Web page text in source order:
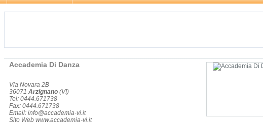
Accademia Di Danza
Via Novara 2B
36071 Arzignano (VI)
Tel: 0444.671738
Fax: 0444.671738
Email: info@accademia-vi.it
Sito Web www.accademia-vi.it